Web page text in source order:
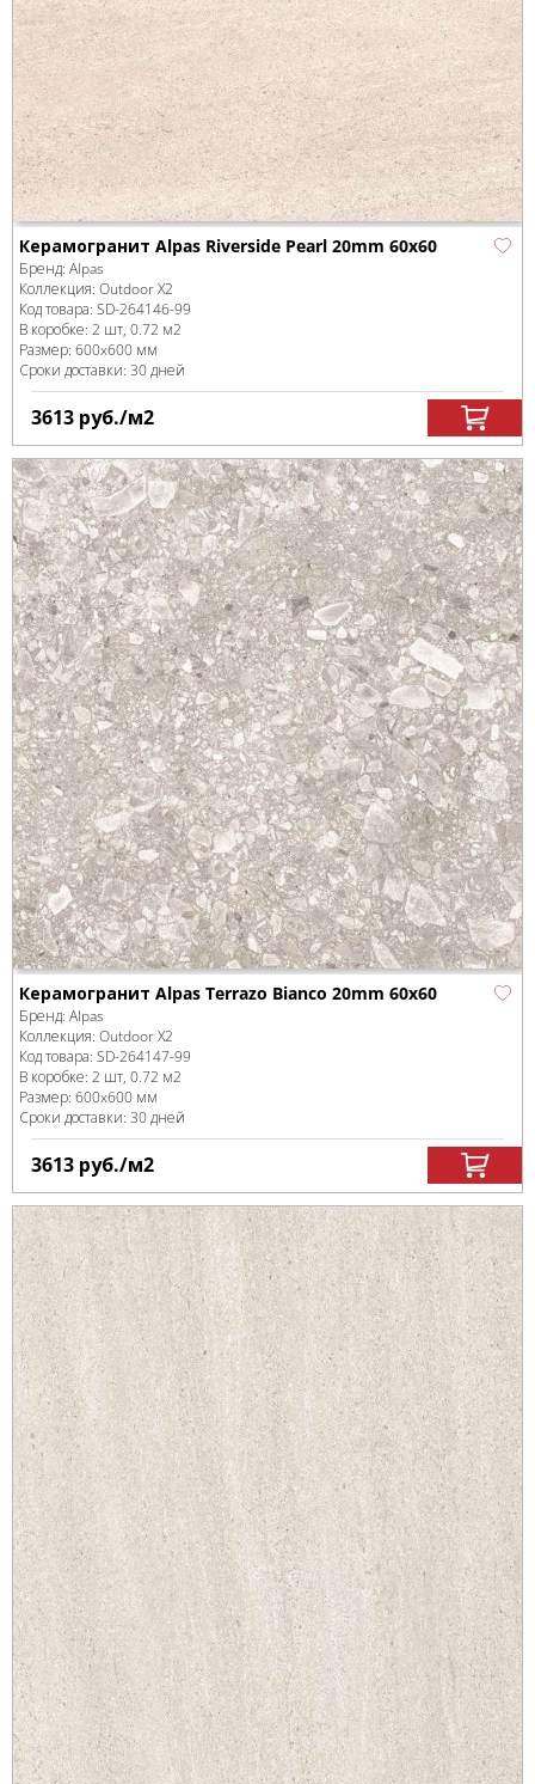
Керамогранит Alpas Riverside Pearl 20mm 60x60
Бренд: Alpas
Коллекция: Outdoor X2
Код товара: SD-264146-99
В коробке: 2 шт, 0.72 м2
Размер: 600x600 мм
Сроки доставки: 30 дней
3613 руб./м2
Керамогранит Alpas Terrazo Bianco 20mm 60x60
Бренд: Alpas
Коллекция: Outdoor X2
Код товара: SD-264147-99
В коробке: 2 шт, 0.72 м2
Размер: 600x600 мм
Сроки доставки: 30 дней
3613 руб./м2